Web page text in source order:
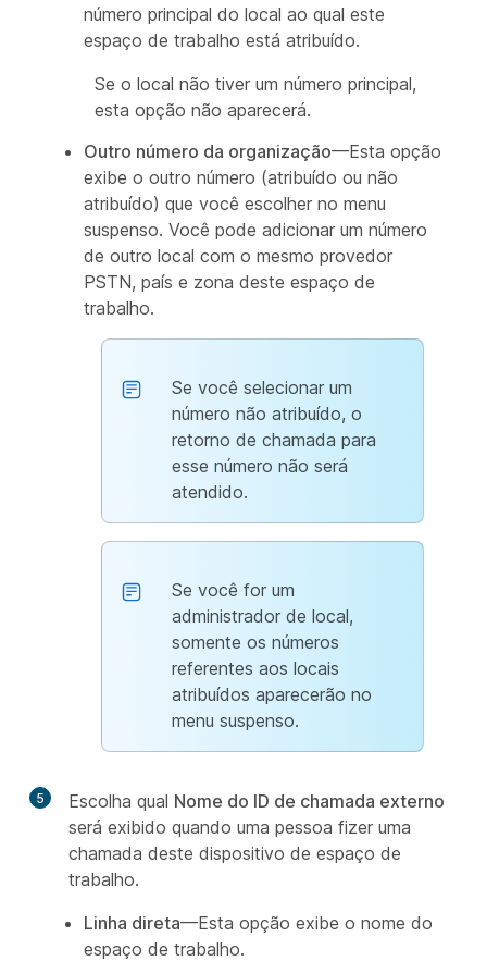
número principal do local ao qual este
espaço de trabalho está atribuído.
Se o local não tiver um número principal,
esta opção não aparecerá.
Outro número da organização—Esta opção
exibe o outro número (atribuído ou não
atribuído) que você escolher no menu
suspenso. Você pode adicionar um número
de outro local com o mesmo provedor
PSTN, país e zona deste espaço de
trabalho.
Se você selecionar um
número não atribuído, o
retorno de chamada para
esse número não será
atendido.
Se você for um
administrador de local,
somente os números
referentes aos locais
atribuídos aparecerão no
menu suspenso.
5 Escolha qual Nome do ID de chamada externo
será exibido quando uma pessoa fizer uma
chamada deste dispositivo de espaço de
trabalho.
Linha direta—Esta opção exibe o nome do
espaço de trabalho.